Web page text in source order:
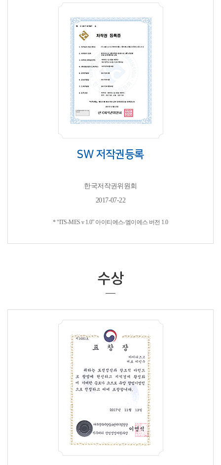
SW 저작권등록
한국저작권위원회
2017-07-22
* “ITS-MES v 1.0” 아이티에스-엠이에스 버전 1.0
수상